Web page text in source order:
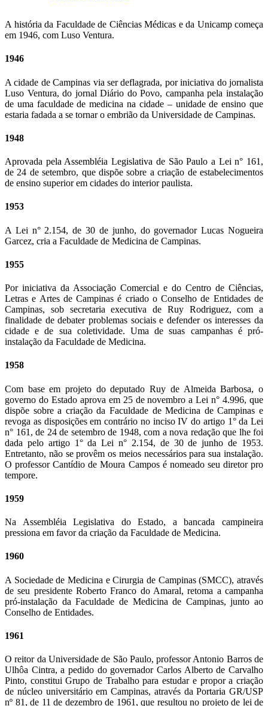
A história da Faculdade de Ciências Médicas e da Unicamp começa
em 1946, com Luso Ventura.
1946
A cidade de Campinas via ser deflagrada, por iniciativa do jornalista
Luso Ventura, do jornal Diário do Povo, campanha pela instalação
de uma faculdade de medicina na cidade – unidade de ensino que
estaria fadada a se tornar o embrião da Universidade de Campinas.
1948
Aprovada pela Assembléia Legislativa de São Paulo a Lei n° 161,
de 24 de setembro, que dispõe sobre a criação de estabelecimentos
de ensino superior em cidades do interior paulista.
1953
A Lei n° 2.154, de 30 de junho, do governador Lucas Nogueira
Garcez, cria a Faculdade de Medicina de Campinas.
1955
Por iniciativa da Associação Comercial e do Centro de Ciências,
Letras e Artes de Campinas é criado o Conselho de Entidades de
Campinas, sob secretaria executiva de Ruy Rodriguez, com a
finalidade de debater problemas sociais e defender os interesses da
cidade e de sua coletividade. Uma de suas campanhas é pró-
instalação da Faculdade de Medicina.
1958
Com base em projeto do deputado Ruy de Almeida Barbosa, o
governo do Estado aprova em 25 de novembro a Lei n° 4.996, que
dispõe sobre a criação da Faculdade de Medicina de Campinas e
revoga as disposições em contrário no inciso IV do artigo 1° da Lei
n° 161, de 24 de setembro de 1948, com a nova redação que lhe foi
dada pelo artigo 1° da Lei n° 2.154, de 30 de junho de 1953.
Entretanto, não se provêm os meios necessários para sua instalação.
O professor Cantídio de Moura Campos é nomeado seu diretor pro
tempore.
1959
Na Assembléia Legislativa do Estado, a bancada campineira
pressiona em favor da criação da Faculdade de Medicina.
1960
A Sociedade de Medicina e Cirurgia de Campinas (SMCC), através
de seu presidente Roberto Franco do Amaral, retoma a campanha
pró-instalação da Faculdade de Medicina de Campinas, junto ao
Conselho de Entidades.
1961
O reitor da Universidade de São Paulo, professor Antonio Barros de
Ulhôa Cintra, a pedido do governador Carlos Alberto de Carvalho
Pinto, constitui Grupo de Trabalho para estudar e propor a criação
de núcleo universitário em Campinas, através da Portaria GR/USP
nº 81, de 11 de dezembro de 1961, que resultou no projeto de lei de